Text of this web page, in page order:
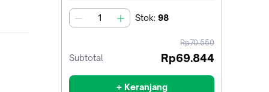
jumlah Stok: 98
harga
sebelum
Rp70.550
Subtotal Rp69.844
+ Keranjang